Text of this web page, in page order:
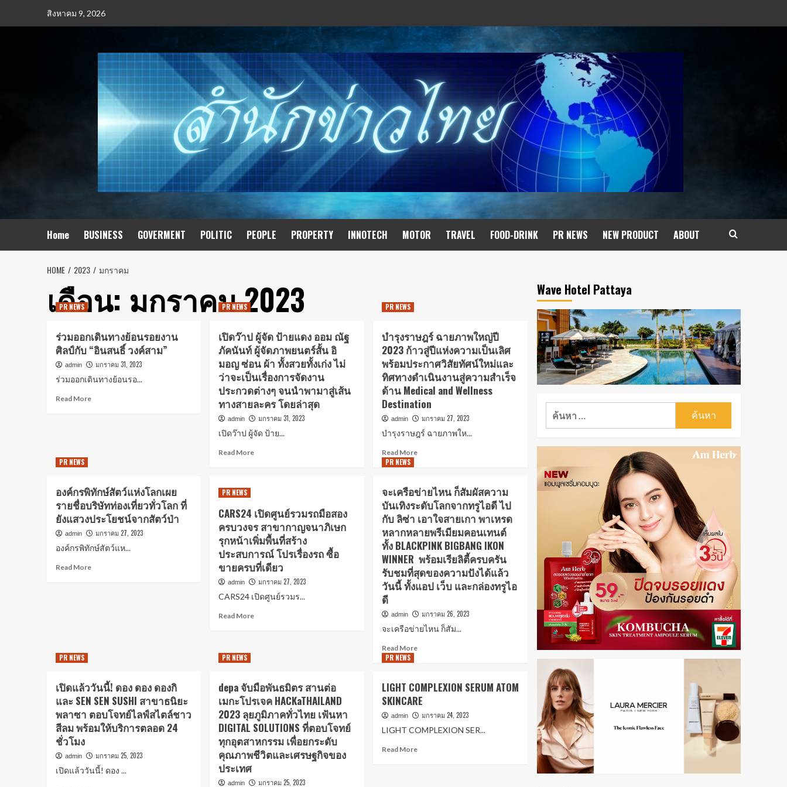
สิงหาคม 9, 2026
Home BUSINESS​ GOVERMENT POLITIC PEOPLE PROPERTY INNOTECH MOTOR TRAVEL FOOD-DRINK PR NEWS NEW PRODUCT​ ABOUT
HOME 2023 มกราคม
เดือน: มกราคม 2023
PR NEWS
ร่วมออกเดินทางย้อนรอยงาน
ศิลป์กับ “อินสนธิ์ วงค์สาม”
admin มกราคม 31, 2023
ร่วมออกเดินทางย้อนรอ...
Read More
PR NEWS
เปิดว๊าป ผู้จัด ป้ายแดง ออม ณัฐ
ภัคนันท์ ผู้จัดภาพยนตร์สั้น อิ
มอญ ซ่อน ผ้า ทั้งสวยทั้งเก่ง ไม่
ว่าจะเป็นเรื่องการจัดงาน
ประกวดต่างๆ จนนำพามาสู่เส้น
ทางสายละคร โดยล่าสุด
admin มกราคม 31, 2023
เปิดว๊าป ผู้จัด ป้าย...
Read More
PR NEWS
บำรุงราษฎร์ ฉายภาพใหญ่ปี
2023 ก้าวสู่ปีแห่งความเป็นเลิศ
พร้อมประกาศวิสัยทัศน์ใหม่และ
ทิศทางดำเนินงานสู่ความสำเร็จ
ด้าน Medical and Wellness
Destination
admin มกราคม 27, 2023
บำรุงราษฎร์ ฉายภาพให...
Read More
PR NEWS
องค์กรพิทักษ์สัตว์แห่งโลกเผย
รายชื่อบริษัทท่องเที่ยวทั่วโลก ที่
ยังแสวงประโยชน์จากสัตว์ป่า
admin มกราคม 27, 2023
องค์กรพิทักษ์สัตว์แห...
Read More
PR NEWS
CARS24 เปิดศูนย์รวมรถมือสอง
ครบวงจร สาขากาญจนาภิเษก
รุกหน้าเพิ่มพื้นที่สร้าง
ประสบการณ์ โปรเรื่องรถ ซื้อ
ขายครบที่เดียว
admin มกราคม 27, 2023
CARS24 เปิดศูนย์รวมร...
Read More
PR NEWS
จะเครือข่ายไหน ก็สัมผัสความ
บันเทิงระดับโลกจากทรูไอดี ไป
กับ ลิซ่า เอาใจสายเกา พาเหรด
หลากหลายพรีเมียมคอนเทนต์
ทั้ง BLACKPINK BIGBANG IKON
WINNER พร้อมเรียลิตี้ครบครัน
รับชมที่สุดของความปังได้แล้ว
วันนี้ ทั้งแอป เว็บ และกล่องทรูไอ
ดี
admin มกราคม 26, 2023
จะเครือข่ายไหน ก็สัม...
Read More
PR NEWS
เปิดแล้ววันนี้! ดอง ดอง ดองกิ
และ SEN SEN SUSHI สาขาธนิยะ
พลาซา ตอบโจทย์ไลฟ์สไตล์ชาว
สีลม พร้อมให้บริการตลอด 24
ชั่วโมง
admin มกราคม 25, 2023
เปิดแล้ววันนี้! ดอง ...
PR NEWS
depa จับมือพันธมิตร สานต่อ
เมกะโปรเจค HACKaTHAILAND
2023 ลุยภูมิภาคทั่วไทย เฟ้นหา
DIGITAL SOLUTIONS ที่ตอบโจทย์
ทุกอุตสาหกรรม เพื่อยกระดับ
คุณภาพชีวิตและเศรษฐกิจของ
ประเทศ
admin มกราคม 25, 2023
PR NEWS
LIGHT COMPLEXION SERUM ATOM
SKINCARE
admin มกราคม 24, 2023
LIGHT COMPLEXION SER...
Read More
Wave Hotel Pattaya